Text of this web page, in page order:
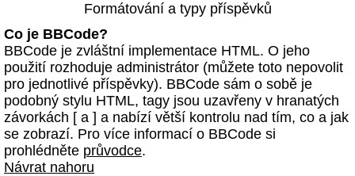
Formátování a typy příspěvků
Co je BBCode?
BBCode je zvláštní implementace HTML. O jeho
použití rozhoduje administrátor (můžete toto nepovolit
pro jednotlivé příspěvky). BBCode sám o sobě je
podobný stylu HTML, tagy jsou uzavřeny v hranatých
závorkách [ a ] a nabízí větší kontrolu nad tím, co a jak
se zobrazí. Pro více informací o BBCode si
prohlédněte průvodce.
Návrat nahoru